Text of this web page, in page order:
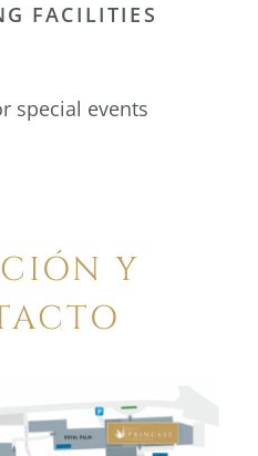
FACILITIES
special events
Y